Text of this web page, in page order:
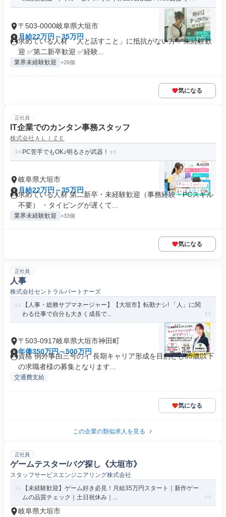
〒503-0000岐阜県大垣市
月給22万円～35万円
求めている人材 「人と話すこと」に抵抗がない方 ✅未経験歓
迎 ✅第二新卒歓迎 ✅経験...
業界未経験歓迎 +26個
気になる
正社員
IT企業でのカンタン事務スタッフ
株式会社ＡＬＩＺＥ
PC苦手でもOK♪明るさが武器！
岐阜県大垣市
月給22万円～35万円
求めている人材 第二新卒・未経験歓迎（事務経験・PCスキル
不要） ・タイピングが遅くて...
業界未経験歓迎 +33個
気になる
正社員
人事
株式会社セントラルパートナーズ
【人事・総務サブマネージャー】【大垣市】転勤ナシ! 「人」に関
わる仕事で自分も大きく成長で...
〒503-0917岐阜県大垣市神田町
年俸350万円～500万円
資格 例外事由三号のイ 長期キャリア形成を目的とし35歳以下
の求職者様の募集となります...
交通費支給
気になる
この企業の類似求人を見る
正社員
ゲームテスター/バグ探し《大垣市》
スタッフサービスエンジニアリング株式会社
【未経験歓迎】ゲーム好き必見！月給35万円スタート｜新作ゲー
ムの品質チェック｜土日祝休み｜...
岐阜県大垣市